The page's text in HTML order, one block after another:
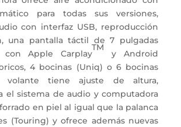
para todas sus versiones,
con interfaz USB, reproducción
una pantalla táctil de 7 pulgadas
con Apple Carplay
TM
y Android
4 bocinas (Uniq) o 6 bocinas
volante tiene ajuste de altura,
el sistema de audio y computadora
en piel al igual que la palanca
(Touring) y ofrece además nuevas